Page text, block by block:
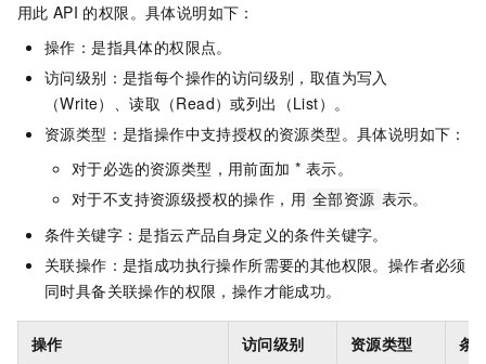
用此 API 的权限。具体说明如下：
操作：是指具体的权限点。
访问级别：是指每个操作的访问级别，取值为写入
（Write）、读取（Read）或列出（List）。
资源类型：是指操作中支持授权的资源类型。具体说明如下：
对于必选的资源类型，用前面加 * 表示。
对于不支持资源级授权的操作，用 全部资源 表示。
条件关键字：是指云产品自身定义的条件关键字。
关联操作：是指成功执行操作所需要的其他权限。操作者必须
同时具备关联操作的权限，操作才能成功。
操作 访问级别 资源类型 条